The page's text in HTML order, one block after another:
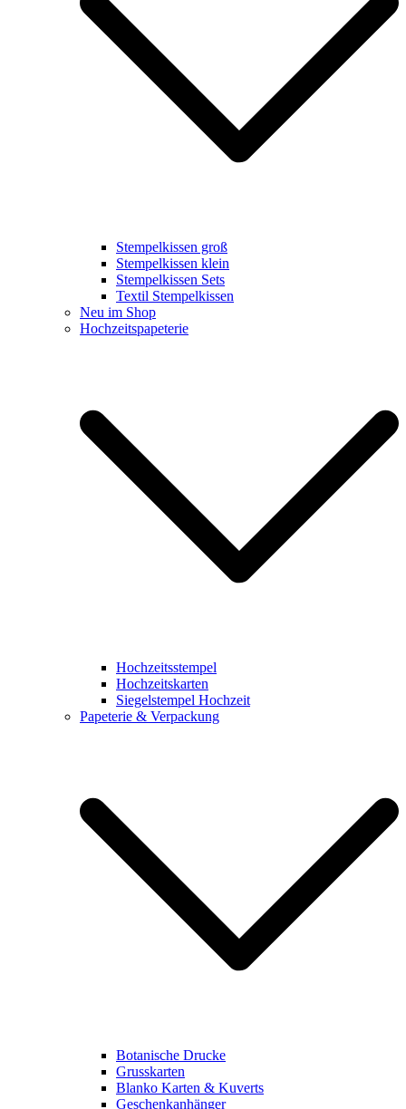
Stempelkissen groß
Stempelkissen klein
Stempelkissen Sets
Textil Stempelkissen
Neu im Shop
Hochzeitspapeterie
Hochzeitsstempel
Hochzeitskarten
Siegelstempel Hochzeit
Papeterie & Verpackung
Botanische Drucke
Grusskarten
Blanko Karten & Kuverts
Geschenkanhänger